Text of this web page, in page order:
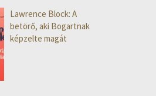
Lawrence Block: A
betörő, aki Bogartnak
képzelte magát